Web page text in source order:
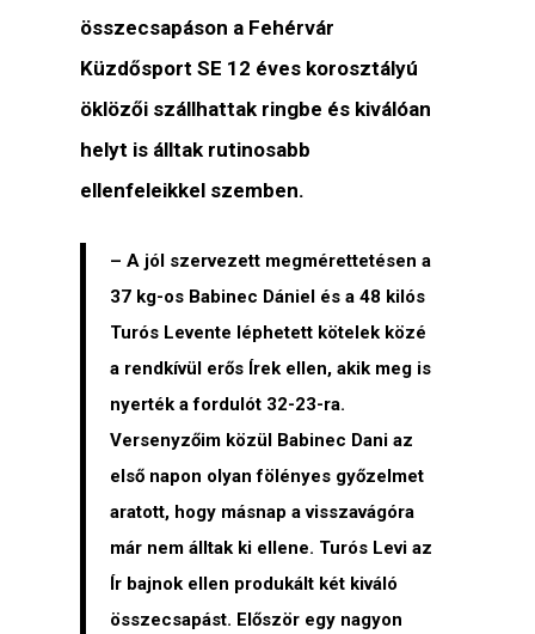
összecsapáson a Fehérvár
Küzdősport SE 12 éves korosztályú
öklözői szállhattak ringbe és kiválóan
helyt is álltak rutinosabb
ellenfeleikkel szemben.
– A jól szervezett megmérettetésen a
37 kg-os Babinec Dániel és a 48 kilós
Turós Levente léphetett kötelek közé
a rendkívül erős Írek ellen, akik meg is
nyerték a fordulót 32-23-ra.
Versenyzőim közül Babinec Dani az
első napon olyan fölényes győzelmet
aratott, hogy másnap a visszavágóra
már nem álltak ki ellene. Turós Levi az
Ír bajnok ellen produkált két kiváló
összecsapást. Először egy nagyon